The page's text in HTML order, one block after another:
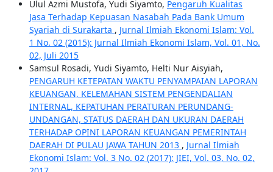
Ulul Azmi Mustofa, Yudi Siyamto, Pengaruh Kualitas
Jasa Terhadap Kepuasan Nasabah Pada Bank Umum
Syariah di Surakarta , Jurnal Ilmiah Ekonomi Islam: Vol.
1 No. 02 (2015): Jurnal Ilmiah Ekonomi Islam, Vol. 01, No.
02, Juli 2015
Samsul Rosadi, Yudi Siyamto, Helti Nur Aisyiah,
PENGARUH KETEPATAN WAKTU PENYAMPAIAN LAPORAN
KEUANGAN, KELEMAHAN SISTEM PENGENDALIAN
INTERNAL, KEPATUHAN PERATURAN PERUNDANG-
UNDANGAN, STATUS DAERAH DAN UKURAN DAERAH
TERHADAP OPINI LAPORAN KEUANGAN PEMERINTAH
DAERAH DI PULAU JAWA TAHUN 2013 , Jurnal Ilmiah
Ekonomi Islam: Vol. 3 No. 02 (2017): JIEI, Vol. 03, No. 02,